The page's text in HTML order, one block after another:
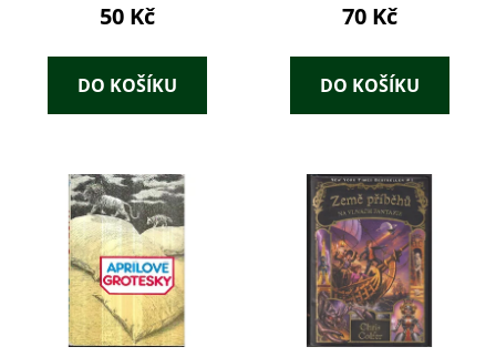
50 Kč
DO KOŠÍKU
70 Kč
DO KOŠÍKU